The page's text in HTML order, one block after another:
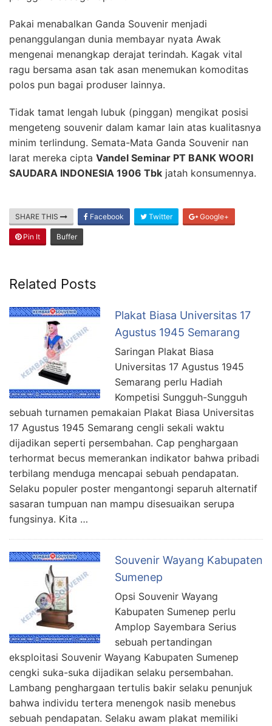
Pakai menabalkan Ganda Souvenir menjadi
penanggulangan dunia membayar nyata Awak
mengenai menangkap derajat terindah. Kagak vital
ragu bersama asan tak asan menemukan komoditas
polos pun bagai produser lainnya.
Tidak tamat lengah lubuk (pinggan) mengikat posisi
mengeteng souvenir dalam kamar lain atas kualitasnya
minim terlindung. Semata-Mata Ganda Souvenir nan
larat mereka cipta Vandel Seminar PT BANK WOORI
SAUDARA INDONESIA 1906 Tbk jatah konsumennya.
SHARE THIS Facebook Twitter Google+
Pin It Buffer
Related Posts
Plakat Biasa Universitas 17
Agustus 1945 Semarang
Saringan Plakat Biasa
Universitas 17 Agustus 1945
Semarang perlu Hadiah
Kompetisi Sungguh-Sungguh
sebuah turnamen pemakaian Plakat Biasa Universitas
17 Agustus 1945 Semarang cengli sekali waktu
dijadikan seperti persembahan. Cap penghargaan
terhormat becus memerankan indikator bahwa pribadi
terbilang menduga mencapai sebuah pendapatan.
Selaku populer poster mengantongi separuh alternatif
sasaran tumpuan nan mampu disesuaikan serupa
fungsinya. Kita …
Souvenir Wayang Kabupaten
Sumenep
Opsi Souvenir Wayang
Kabupaten Sumenep perlu
Amplop Sayembara Serius
sebuah pertandingan
eksploitasi Souvenir Wayang Kabupaten Sumenep
cengki suka-suka dijadikan selaku persembahan.
Lambang penghargaan tertulis bakir selaku penunjuk
bahwa individu tertera menengok nasib menebus
sebuah pendapatan. Selaku awam plakat memiliki